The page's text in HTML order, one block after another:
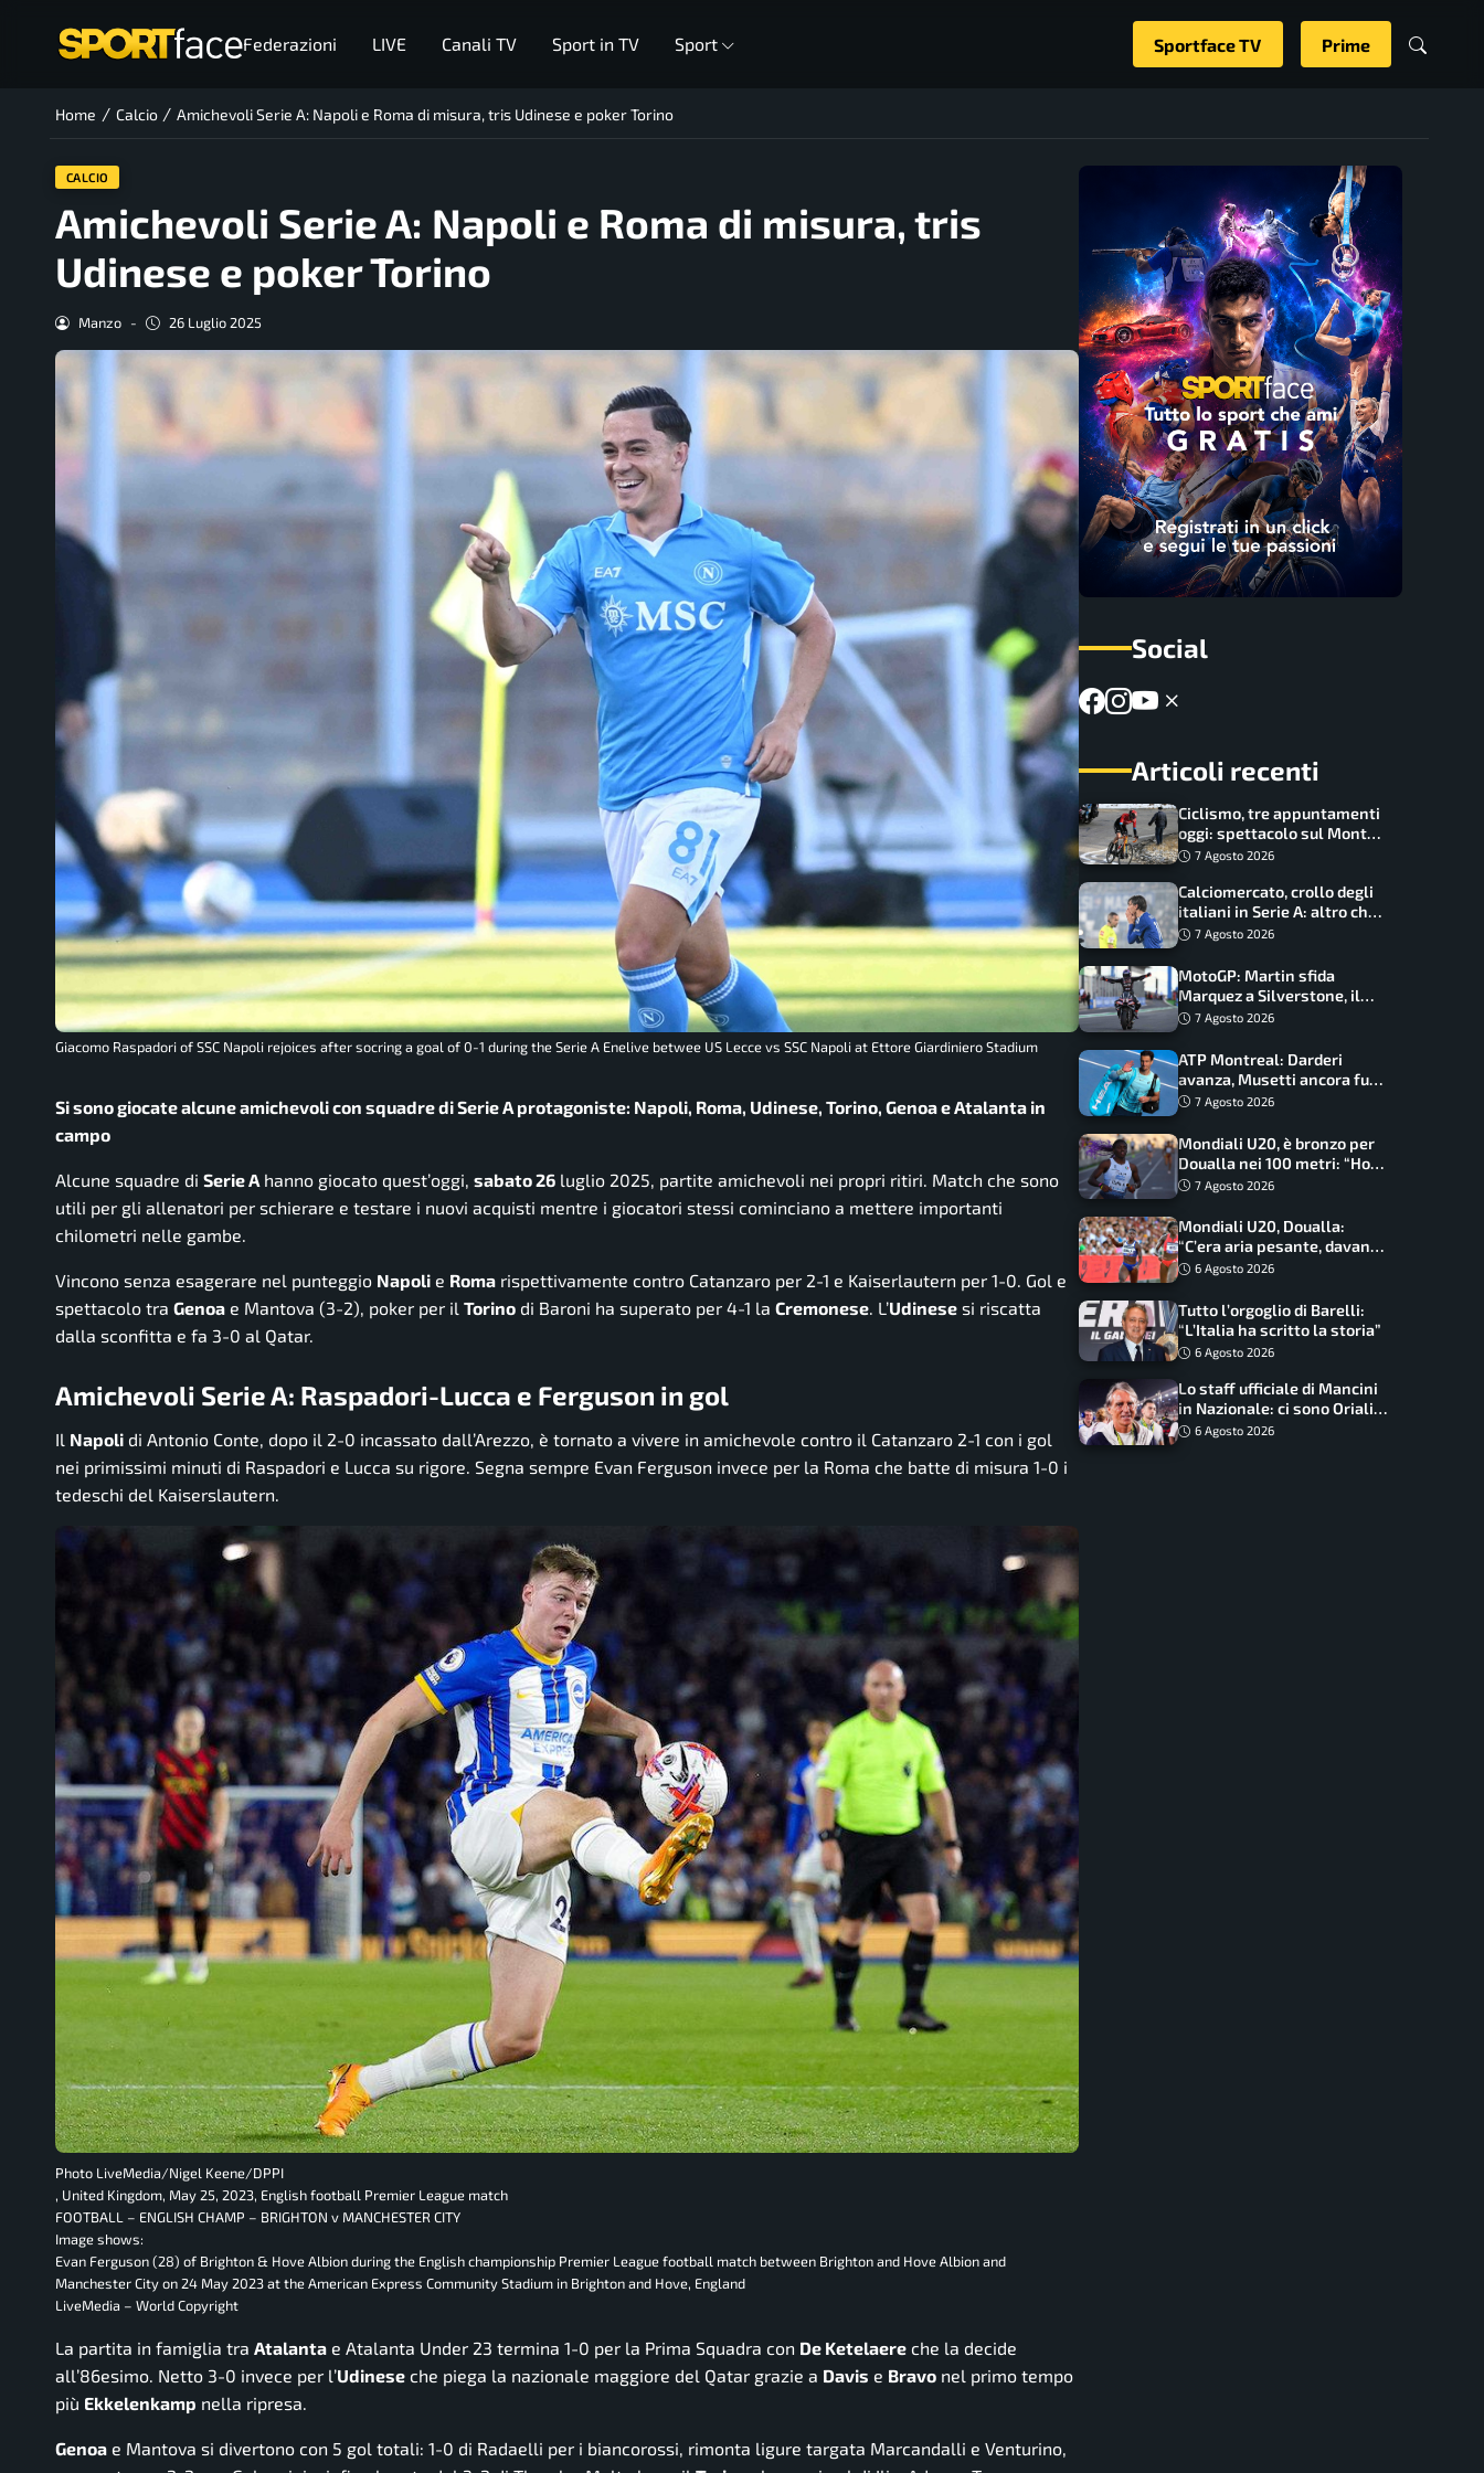
Federazioni LIVE Canali TV Sport in TV Sport Sportface TV Prime
Home / Calcio / Amichevoli Serie A: Napoli e Roma di misura, tris Udinese e poker Torino
CALCIO
Amichevoli Serie A: Napoli e Roma di misura, tris
Udinese e poker Torino
Manzo - 26 Luglio 2025
Giacomo Raspadori of SSC Napoli rejoices after socring a goal of 0-1 during the Serie A Enelive betwee US Lecce vs SSC Napoli at Ettore Giardiniero Stadium
Si sono giocate alcune amichevoli con squadre di Serie A protagoniste: Napoli, Roma, Udinese, Torino, Genoa e Atalanta in
campo
Alcune squadre di Serie A hanno giocato quest’oggi, sabato 26 luglio 2025, partite amichevoli nei propri ritiri. Match che sono
utili per gli allenatori per schierare e testare i nuovi acquisti mentre i giocatori stessi cominciano a mettere importanti
chilometri nelle gambe.
Vincono senza esagerare nel punteggio Napoli e Roma rispettivamente contro Catanzaro per 2-1 e Kaiserlautern per 1-0. Gol e
spettacolo tra Genoa e Mantova (3-2), poker per il Torino di Baroni ha superato per 4-1 la Cremonese. L’Udinese si riscatta
dalla sconfitta e fa 3-0 al Qatar.
Amichevoli Serie A: Raspadori-Lucca e Ferguson in gol
Il Napoli di Antonio Conte, dopo il 2-0 incassato dall’Arezzo, è tornato a vivere in amichevole contro il Catanzaro 2-1 con i gol
nei primissimi minuti di Raspadori e Lucca su rigore. Segna sempre Evan Ferguson invece per la Roma che batte di misura 1-0 i
tedeschi del Kaiserslautern.
Photo LiveMedia/Nigel Keene/DPPI
, United Kingdom, May 25, 2023, English football Premier League match
FOOTBALL – ENGLISH CHAMP – BRIGHTON v MANCHESTER CITY
Image shows:
Evan Ferguson (28) of Brighton & Hove Albion during the English championship Premier League football match between Brighton and Hove Albion and
Manchester City on 24 May 2023 at the American Express Community Stadium in Brighton and Hove, England
LiveMedia – World Copyright
La partita in famiglia tra Atalanta e Atalanta Under 23 termina 1-0 per la Prima Squadra con De Ketelaere che la decide
all’86esimo. Netto 3-0 invece per l’Udinese che piega la nazionale maggiore del Qatar grazie a Davis e Bravo nel primo tempo
più Ekkelenkamp nella ripresa.
Genoa e Mantova si divertono con 5 gol totali: 1-0 di Radaelli per i biancorossi, rimonta ligure targata Marcandalli e Venturino,
Social
Articoli recenti
Ciclismo, tre appuntamenti
oggi: spettacolo sul Mont
Ventoux, orari e come
7 Agosto 2026
Calciomercato, crollo degli
italiani in Serie A: altro che
svolta dopo il Mondiale
7 Agosto 2026
MotoGP: Martin sfida
Marquez a Silverstone, il
programma e gli orari
7 Agosto 2026
ATP Montreal: Darderi
avanza, Musetti ancora fuori
con Jodar
7 Agosto 2026
Mondiali U20, è bronzo per
Doualla nei 100 metri: “Ho
scacciato l’ansia”
7 Agosto 2026
Mondiali U20, Doualla:
“C’era aria pesante, davano
le mascherine! Finale? Non
6 Agosto 2026
Tutto l’orgoglio di Barelli:
“L’Italia ha scritto la storia”
6 Agosto 2026
Lo staff ufficiale di Mancini
in Nazionale: ci sono Oriali e
Bonucci, confermato un
6 Agosto 2026